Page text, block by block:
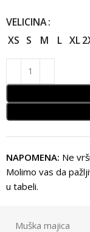
VELICINA
XS S M L XL
NAPOMENA: Ne
Molimo vas da
u tabeli.
Muška majica